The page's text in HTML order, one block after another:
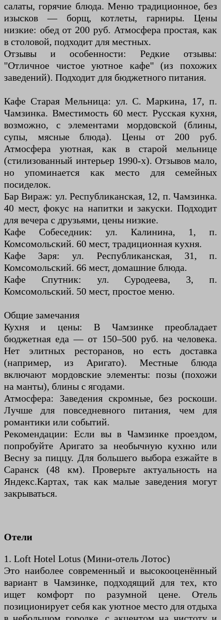
салаты, горячие блюда. Меню традиционное, без
изысков — борщ, котлеты, гарниры. Цены
низкие: обед от 200 руб. Атмосфера простая, как
в столовой, подходит для местных.
Отзывы и особенности: Редкие отзывы:
"Отличное чистое уютное кафе" (из похожих
заведений). Подходит для бюджетного питания.
Кафе Старая Мельница: ул. С. Маркина, 17, п.
Чамзинка. Вместимость 60 мест. Русская кухня,
возможно, с элементами мордовской (блины,
супы, мясные блюда). Цены от 200 руб.
Атмосфера уютная, как в старой мельнице
(стилизованный интерьер 1990-х). Отзывов мало,
но упоминается как место для семейных
посиделок.
Бар Вираж: ул. Республиканская, 12, п. Чамзинка.
40 мест, фокус на напитки и закуски. Подходит
для вечера с друзьями, цены низкие.
Кафе Собеседник: ул. Калинина, 1, п.
Комсомольский. 60 мест, традиционная кухня.
Кафе Заря: ул. Республиканская, 31, п.
Комсомольский. 66 мест, домашние блюда.
Кафе Спутник: ул. Суродеева, 3, п.
Комсомольский. 50 мест, простое меню.
Общие замечания
Кухня и цены: В Чамзинке преобладает
бюджетная еда — от 150–500 руб. на человека.
Нет элитных ресторанов, но есть доставка
(например, из Аригато). Местные блюда
включают мордовские элементы: позы (похожи
на манты), блины с ягодами.
Атмосфера: Заведения скромные, без роскоши.
Лучше для повседневного питания, чем для
романтики или событий.
Рекомендации: Если вы в Чамзинке проездом,
попробуйте Аригато за необычную кухню или
Весну за пиццу. Для большего выбора езжайте в
Саранск (48 км). Проверьте актуальность на
Яндекс.Картах, так как малые заведения могут
закрываться.
Отели
1. Loft Hotel Lotus (Мини-отель Лотос)
Это наиболее современный и высокооценённый
вариант в Чамзинке, подходящий для тех, кто
ищет комфорт по разумной цене. Отель
позиционирует себя как уютное место для отдыха